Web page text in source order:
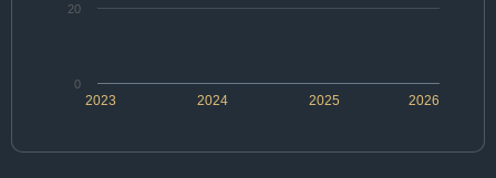
2024 2026
2023 2025
0
20